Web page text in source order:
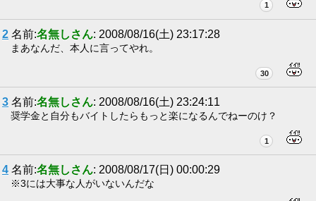
1
2 名前:名無しさん: 2008/08/16(土) 23:17:28
まあなんだ、本人に言ってやれ。
30
3 名前:名無しさん: 2008/08/16(土) 23:24:11
奨学金と自分もバイトしたらもっと楽になるんでねーのけ？
1
4 名前:名無しさん: 2008/08/17(日) 00:00:29
※3には大事な人がいないんだな